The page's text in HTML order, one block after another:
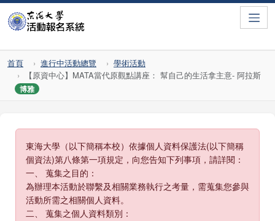
首頁 進行中活動總覽
學術活動
【原資中心】MATA當代原觀點講座： 幫自己的生活拿主意- 阿拉斯
博雅
東海大學（以下簡稱本校）依據個人資料保護法(以下簡稱
個資法)第八條第一項規定，向您告知下列事項，請詳閱：
一、 蒐集之目的：
為辦理本活動於聯繫及相關業務執行之考量，需蒐集您參與
活動所需之相關個人資料。
二、 蒐集之個人資料類別：